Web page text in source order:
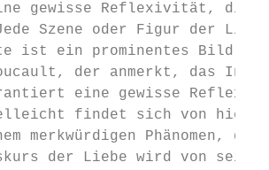
gewisse Reflexivität, die
Szene oder Figur der
ist ein prominentes Bild des
der anmerkt, das
eine gewisse
findet sich von hier
merkwürdigen Phänomen,
der Liebe wird von